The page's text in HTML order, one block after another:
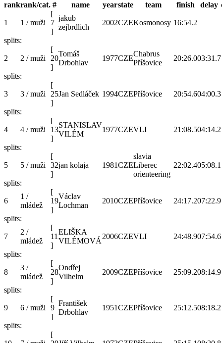
rankrank/cat. # name yearstate team finish delay
1 1 / muži
[
7
]
jakub
zejbrdlich
2002CZEKosmonosy 16:54.2
splits:
2 2 / muži
[
20
]
Tomáš
Drbohlav
1977CZE
Chabrus
Příšovice
20:26.003:31.7
splits:
3 3 / muži
[
25
]
Jan Sedláček 1994CZEPříšovice 20:54.604:00.3
splits:
4 4 / muži
[
13
]
STANISLAV
VILÉM
1977CZEVLI 21:08.504:14.2
splits:
5 5 / muži
[
32
]
jan kolaja 1981CZE
slavia
Liberec
orienteering
22:02.405:08.1
splits:
6
1 /
mládež
[
19
]
Václav
Lochman
2010CZEPříšovice 24:17.207:22.9
splits:
7
2 /
mládež
[
11
]
ELIŠKA
VILÉMOVÁ
2006CZEVLI 24:48.907:54.6
splits:
8
3 /
mládež
[
28
]
Ondřej
Vilhelm
2009CZEPříšovice 25:09.208:14.9
splits:
9 6 / muži
[
9
]
František
Drbohlav
1951CZEPříšovice 25:12.508:18.2
splits:
[